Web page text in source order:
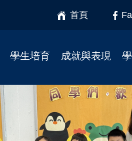
首頁
學生培育
國民教育
宗教培育
健康校園(4Rs)
學校社工
成就與表現
榮譽榜
校友成就
制服團隊
服務大使
柴天
學